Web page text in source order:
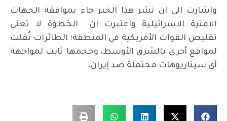
واشارت الى ان نشر هذا الخبر جاء بموافقة الجهات
الامنية الاسرائيلية واعتبرت ان الخطوة لا تعني
تقليص القوات الأمريكية في المنطقة؛ الطائرات نُقلت
لمواقع أخرى بالشرق الأوسط، وحجمها ثابت لمواجهة
أي سيناريوهات محتملة ضد إيران.